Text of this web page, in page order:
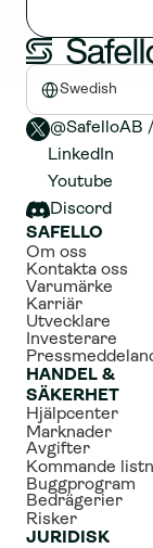
Select Language
Swedish
@SafelloAB
LinkedIn
Youtube
Discord
SAFELLO
Om oss
Kontakta oss
Varumärke
Karriär
Utvecklare
Investerare
HANDEL &
SÄKERHET
Hjälpcenter
Marknader
Avgifter
Kommande
Buggprogram
Bedrägerier
Risker
JURIDISK